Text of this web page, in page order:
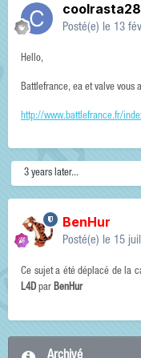
coolrasta28
Posté(e) le 13
Hello,
Battlefrance, ea et valve vous
http://www.battlefrance.fr/
3 years later...
BenHur
Posté(e) le 15
Ce sujet a été déplacé de la
L4D par BenHur